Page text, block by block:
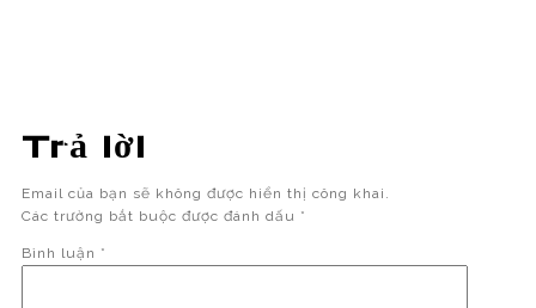
Trả lời
Email của bạn sẽ không được hiển thị công khai.
Các trường bắt buộc được đánh dấu *
Bình luận *